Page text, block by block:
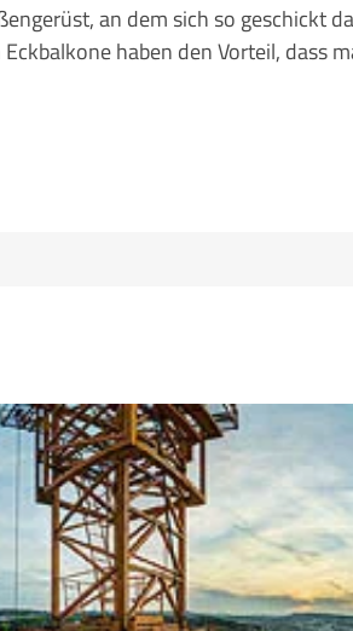
an dem sich so geschickt
haben den Vorteil, dass